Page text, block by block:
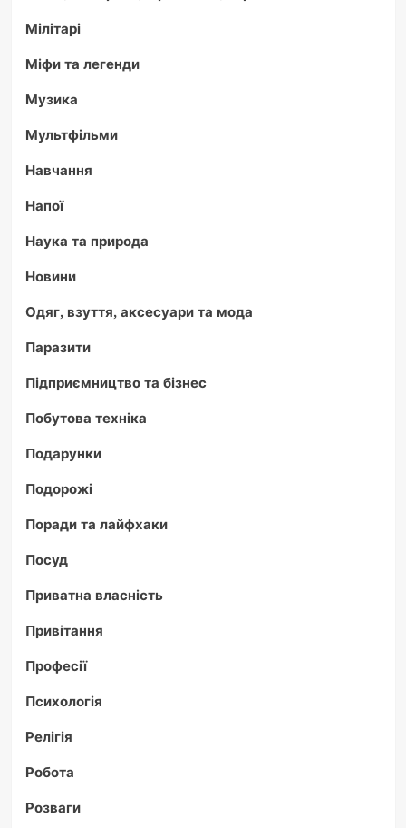
Мілітарі
Міфи та легенди
Музика
Мультфільми
Навчання
Напої
Наука та природа
Новини
Одяг, взуття, аксесуари та мода
Паразити
Підприємництво та бізнес
Побутова техніка
Подарунки
Подорожі
Поради та лайфхаки
Посуд
Приватна власність
Привітання
Професії
Психологія
Релігія
Робота
Розваги